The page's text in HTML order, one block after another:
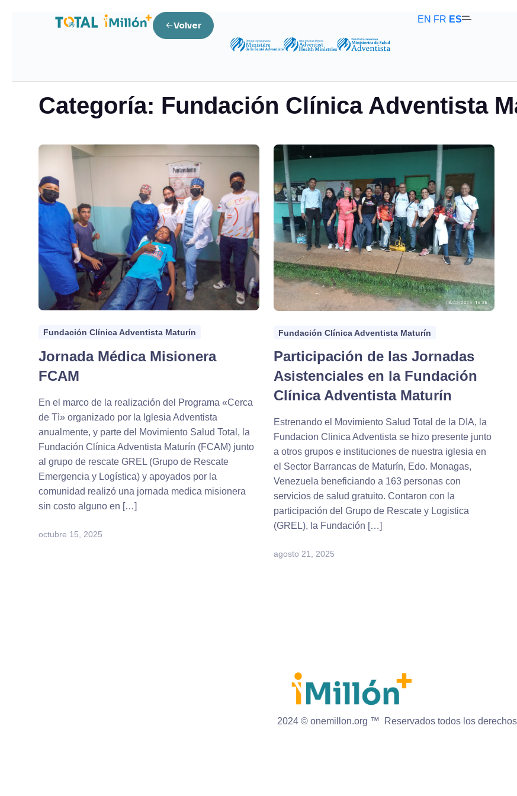
Volver
EN FR ES
Categoría: Fundación Clínica Adventista
Fundación Clínica Adventista Maturín
Jornada Médica Misionera
FCAM
En el marco de la realización del Programa «Cerca
de Tì» organizado por la Iglesia Adventista
anualmente, y parte del Movimiento Salud Total, la
Fundación Clínica Adventista Maturín (FCAM) junto
al grupo de rescate GREL (Grupo de Rescate
Emergencia y Logística) y apoyados por la
comunidad realizó una jornada medica misionera
sin costo alguno en […]
octubre 15, 2025
Fundación Clínica Adventista Maturín
Participación de las Jornadas
Asistenciales en la Fundación
Clínica Adventista Maturín
Estrenando el Movimiento Salud Total de la DIA, la
Fundacion Clinica Adventista se hizo presente junto
a otros grupos e instituciones de nuestra iglesia en
el Sector Barrancas de Maturín, Edo. Monagas,
Venezuela beneficiando a 163 personas con
servicios de salud gratuito. Contaron con la
participación del Grupo de Rescate y Logistica
(GREL), la Fundación […]
agosto 21, 2025
2024 © onemillon.org ™ Reservados todos los